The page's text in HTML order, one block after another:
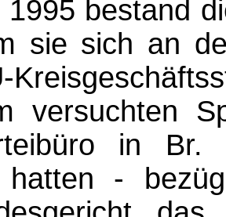
1995 bestand
sie sich an
versuchten
in
hatten -